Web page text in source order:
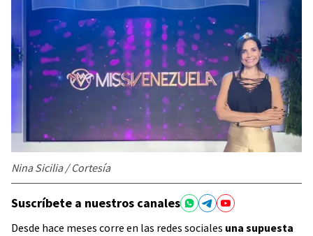
Nina Sicilia / Cortesía
Suscríbete a nuestros canales
Desde hace meses corre en las redes sociales una supuesta